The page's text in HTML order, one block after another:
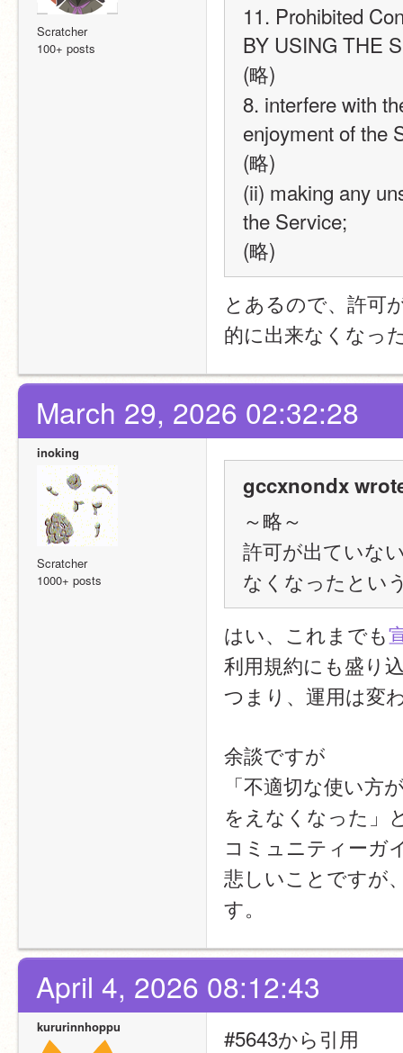
Scratcher
100+ posts
11. Prohibited
BY USING THE
(略)
8. interfere with
enjoyment of the
(略)
(ii) making any
the Service;
(略)
とあるので、許可
的に出来なくなっ
March 29, 2026 02:32:28
inoking
Scratcher
1000+ posts
gccxnondx
～略～
許可が出ていな
なくなったとい
はい、これまでも
利用規約にも盛り
つまり、運用は変
余談ですが
「不適切な使い
をえなくなった」
コミュニティーガ
悲しいことですが
す。
April 4, 2026 08:12:43
kururinnhoppu #5643から引用